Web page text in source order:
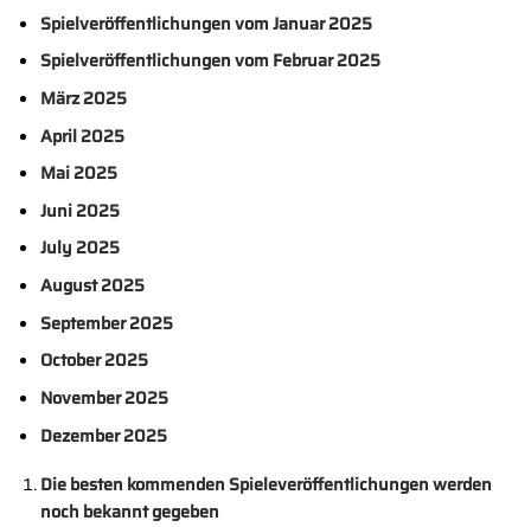
Spielveröffentlichungen vom Januar 2025
Spielveröffentlichungen vom Februar 2025
März 2025
April 2025
Mai 2025
Juni 2025
July 2025
August 2025
September 2025
October 2025
November 2025
Dezember 2025
Die besten kommenden Spieleveröffentlichungen werden
noch bekannt gegeben